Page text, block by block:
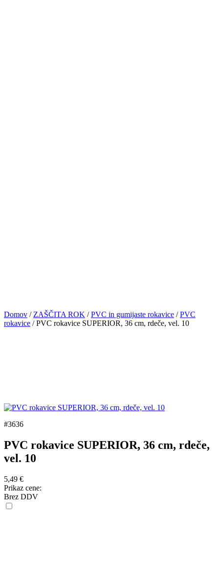
Domov / ZAŠČITA ROK /PVC in gumijaste rokavice /PVC
rokavice / PVC rokavice SUPERIOR, 36 cm, rdeče, vel. 10
#3636
PVC rokavice SUPERIOR, 36 cm, rdeče,
vel. 10
5,49 €
Prikaz cene:
Brez DDV